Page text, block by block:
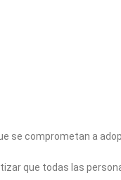
se comprometan a
que todas las